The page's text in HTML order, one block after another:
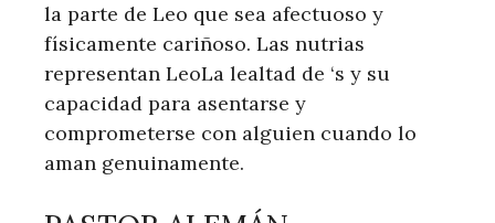
la parte de Leo que sea afectuoso y
físicamente cariñoso. Las nutrias
representan LeoLa lealtad de ‘s y su
capacidad para asentarse y
comprometerse con alguien cuando lo
aman genuinamente.